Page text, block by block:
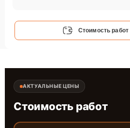
Стоимость работ
АКТУАЛЬНЫЕ ЦЕНЫ
Стоимость работ